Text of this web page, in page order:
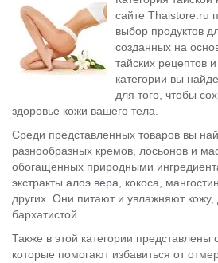
сайте Thaistore.ru
выбор продуктов
созданных на
тайских рецептов
категории вы
для того, чтобы
здоровье кожи вашего тела.
Среди представленных товаров вы
разнообразных кремов, лосьонов и
обогащенных природными
экстракты алоэ вера , кокоса,
других. Они питают и увлажняют кожу,
бархатистой.
Также в этой категории представлены
которые помогают избавиться от